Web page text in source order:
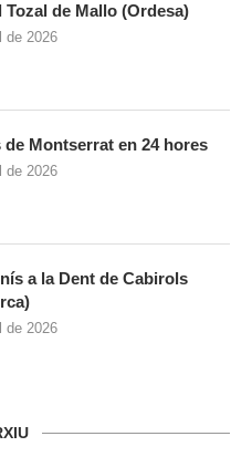
Tozal de Mallo (Ordesa)
de 2026
de Montserrat en 24 hores
de 2026
a la Dent de Cabirols
de 2026